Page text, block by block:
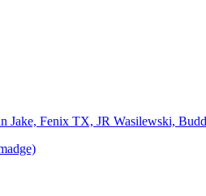
Jake, Fenix TX, JR Wasilewski,